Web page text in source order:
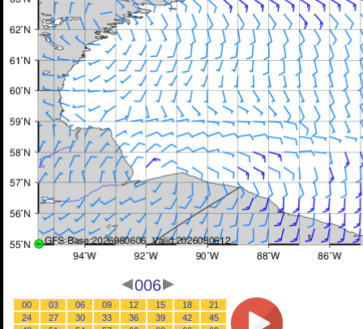
006
00 03 06 09 12 15 18
21
24
27 30 33 36 39 42
45